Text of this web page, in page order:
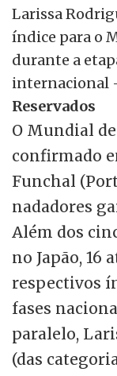
Larissa
índice para o
durante a
internacional
Reservados
O Mundial
confirmado
Funchal
nadadores
Além dos
no Japão, 16
respectivos
fases
paralelo,
(das